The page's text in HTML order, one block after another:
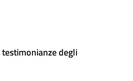
testimonianze degli